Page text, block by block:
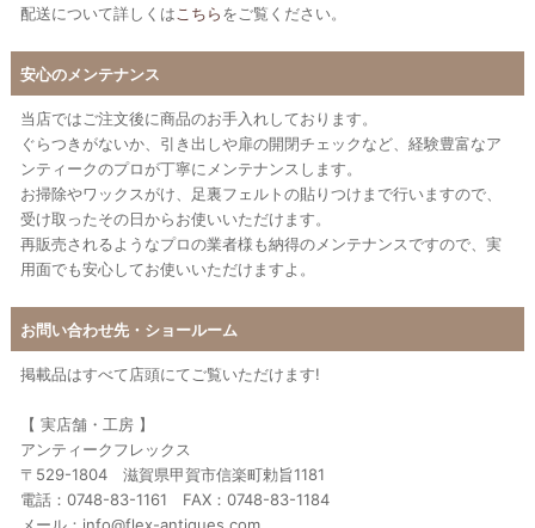
配送について詳しくは こちらをご覧ください。
安心のメンテナンス
当店ではご注文後に商品のお手入れしております。
ぐらつきがないか、引き出しや扉の開閉チェックなど、経験豊富なア
ンティークのプロが丁寧にメンテナンスします。
お掃除やワックスがけ、足裏フェルトの貼りつけまで行いますので、
受け取ったその日からお使いいただけます。
再販売されるようなプロの業者様も納得のメンテナンスですので、実
用面でも安心してお使いいただけますよ。
お問い合わせ先・ショールーム
掲載品はすべて店頭にてご覧いただけます!
【 実店舗・工房 】
アンティークフレックス
〒529-1804 滋賀県甲賀市信楽町勅旨1181
電話：0748-83-1161 FAX：0748-83-1184
メール：info@flex-antiques.com